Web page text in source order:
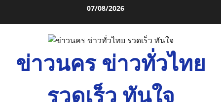
07/08/2026
ข่าวนคร ข่าวทั่วไทย
รวดเร็ว ทันใจ